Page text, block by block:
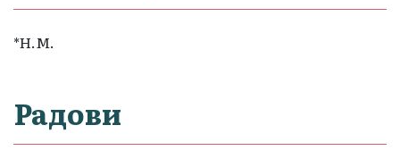
*Н.М.
Радови